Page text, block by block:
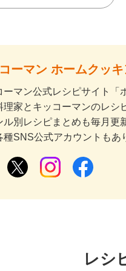
ーマン ホームクッ
ーマン公式レシピサイト「
理家とキッコーマンのレ
ル別レシピまとめも毎月更
種SNS公式アカウントもあ
レシ